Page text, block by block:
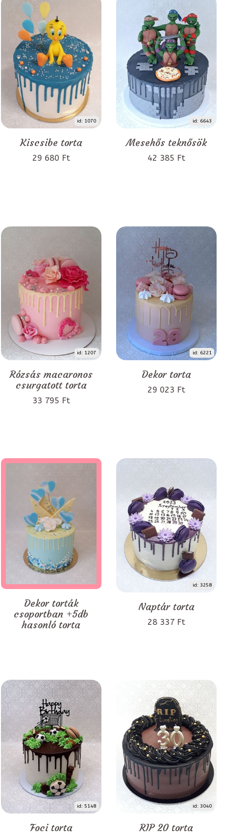
id: 1070
Kiscsibe torta
29 680 Ft
id: 6643
Mesehős teknősök
42 385 Ft
id: 1207
Rózsás macaronos
csurgatott torta
33 795 Ft
id: 6221
Dekor torta
29 023 Ft
Dekor torták
csoportban +5db
hasonló torta
id: 3258
Naptár torta
28 337 Ft
id: 5148
Foci torta
id: 3040
RIP 20 torta